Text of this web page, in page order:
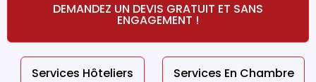
DEMANDEZ UN DEVIS GRATUIT ET SANS
ENGAGEMENT !
Services Hôteliers Services En Chambre